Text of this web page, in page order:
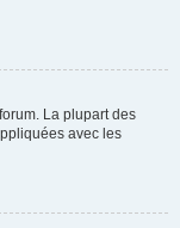
La plupart des
avec les